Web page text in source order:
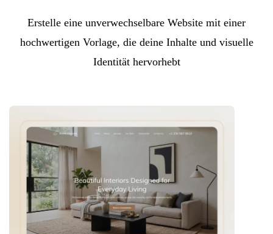
Erstelle eine unverwechselbare Website mit einer
hochwertigen Vorlage, die deine Inhalte und visuelle
Identität hervorhebt